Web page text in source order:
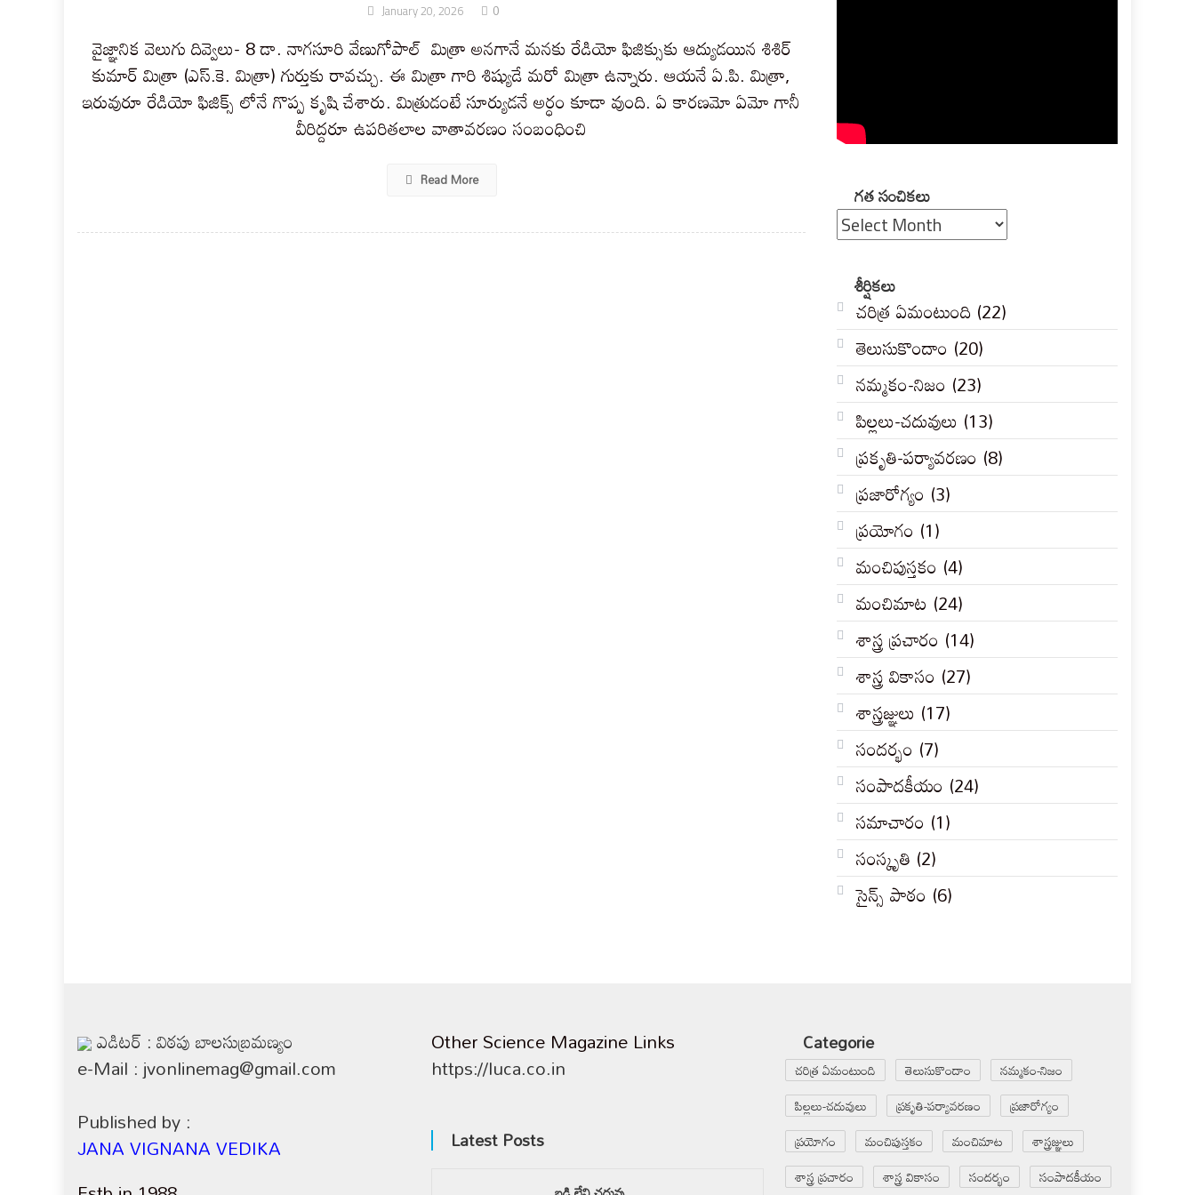
January 20, 2026 0
వైజ్ఞానిక వెలుగు దివ్వెలు- 8 డా. నాగసూరి వేణుగోపాల్ మిత్రా అనగానే మనకు రేడియో ఫిజిక్సుకు ఆద్యుడయిన శిశిర్
కుమార్ మిత్రా (ఎస్.కె. మిత్రా) గుర్తుకు రావచ్చు. ఈ మిత్రా గారి శిష్యుడే మరో మిత్రా ఉన్నారు. ఆయనే ఏ.పి. మిత్రా,
ఇరువురూ రేడియో ఫిజిక్స్ లోనే గొప్ప కృషి చేశారు. మిత్రుడంటే సూర్యుడనే అర్ధం కూడా వుంది. ఏ కారణమో ఏమో గానీ
వీరిద్దరూ ఉపరితలాల వాతావరణం సంబంధించి
Read More గత సంచికలు
సంచికలు
శీర్షికలు
చరిత్ర ఏమంటుంది (22)
తెలుసుకొందాం (20)
నమ్మకం-నిజం (23)
పిల్లలు-చదువులు (13)
ప్రకృతి-పర్యావరణం (8)
ప్రజారోగ్యం (3)
ప్రయోగం (1)
మంచిపుస్తకం (4)
మంచిమాట (24)
శాస్త్ర ప్రచారం (14)
శాస్త్ర వికాసం (27)
శాస్త్రజ్ఞులు (17)
సందర్భం (7)
సంపాదకీయం (24)
సమాచారం (1)
సంస్కృతి (2)
సైన్స్ పాఠం (6)
ఎడిటర్ : విఠపు బాలసుబ్రమణ్యం
e-Mail : jvonlinemag@gmail.com
Published by :
JANA VIGNANA VEDIKA
Other Science Magazine Links
https://luca.co.in
Latest Posts
Categorie
చరిత్ర ఏమంటుంది తెలుసుకొందాం
నమ్మకం-నిజం
పిల్లలు-చదువులు
ప్రకృతి-పర్యావరణం
ప్రజారోగ్యం
ప్రయోగం
మంచిపుస్తకం మంచిమాట
శాస్త్రజ్ఞులు
శాస్త్ర ప్రచారం
శాస్త్ర వికాసం సందర్భం సంపాదకీయం